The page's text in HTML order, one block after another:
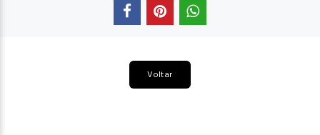
Voltar